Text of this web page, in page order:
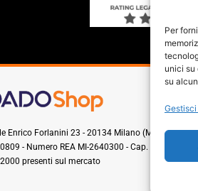
Per
unici su
su
Enrico Forlanini 23 - 20134 Milano (MI) - Italy
- Numero REA MI-2640300 - Cap. Soc. €
presenti sul mercato